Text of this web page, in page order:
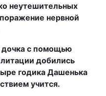
неутешительных
нервной
дочка с помощью
добились
годика Дашенька
учится.